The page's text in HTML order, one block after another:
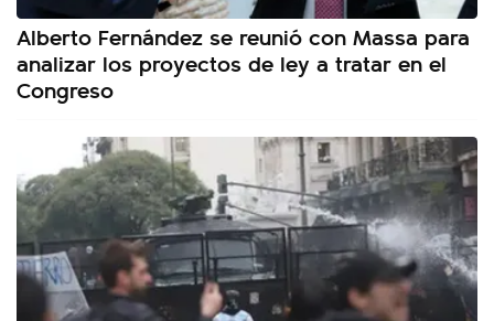
Alberto Fernández se reunió con Massa para
analizar los proyectos de ley a tratar en el
Congreso